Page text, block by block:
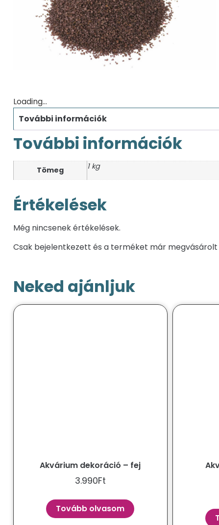
Loading...
További információk
További információk
Tömeg 1 kg
Értékelések
Még nincsenek értékelések.
Csak bejelentkezett és a terméket már
Neked ajánljuk
Akvárium dekoráció – fej
3.990Ft
Tovább olvasom